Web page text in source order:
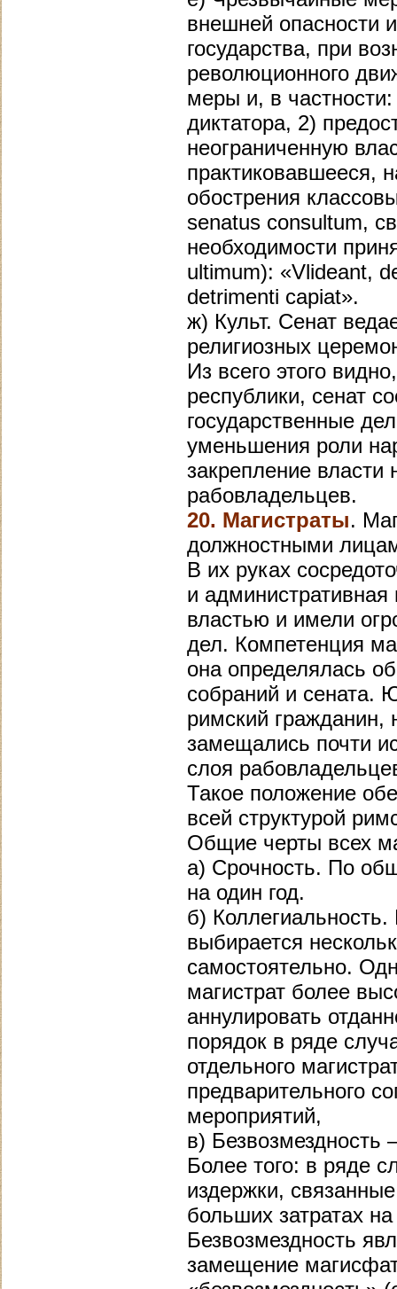
внешней опасности
государства, при
революционного
меры и, в
диктатора, 2)
неограниченную
практиковавшееся,
обострения
senatus consultum,
необходимости
ultimum): «Vlideant,
detrimenti capiat».
ж) Культ. Сенат
религиозных
Из всего этого
республики, сенат
государственные
уменьшения роли
закрепление власти
рабовладельцев.
20. Магистраты.
должностными
В их руках
и
властью и имели
дел. Компетенция
она определялась
собраний и сената.
римский гражданин,
замещались почти
слоя
Такое положение
всей структурой
Общие черты всех
а) Срочность. По
на один год.
б)
выбирается
самостоятельно.
магистрат более
аннулировать
порядок в ряде
отдельного
предварительного
мероприятий,
в) Безвозмездность
Более того: в ряде
издержки,
больших затратах
Безвозмездность
замещение